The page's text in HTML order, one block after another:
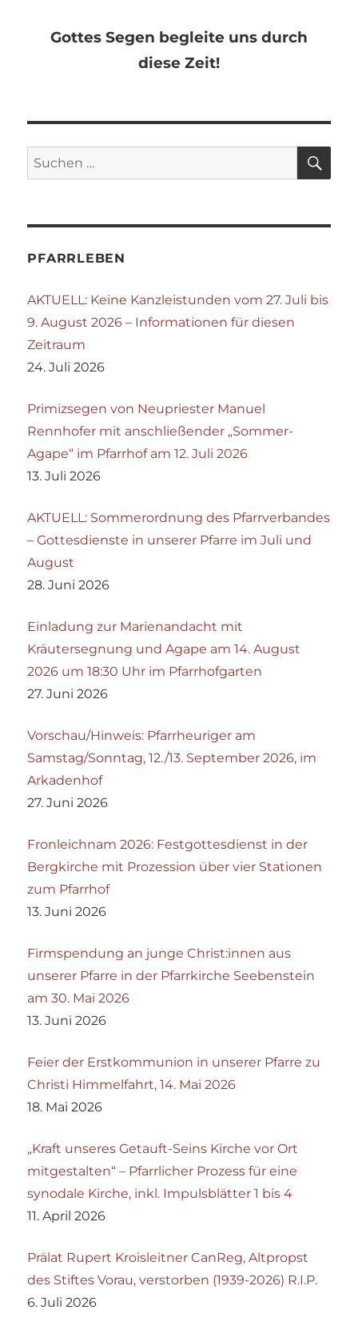
Gottes Segen begleite uns durch
diese Zeit!
Suchen
nach:
PFARRLEBEN
AKTUELL: Keine Kanzleistunden vom 27. Juli bis
9. August 2026 – Informationen für diesen
Zeitraum
24. Juli 2026
Primizsegen von Neupriester Manuel
Rennhofer mit anschließender „Sommer-
Agape“ im Pfarrhof am 12. Juli 2026
13. Juli 2026
AKTUELL: Sommerordnung des Pfarrverbandes
– Gottesdienste in unserer Pfarre im Juli und
August
28. Juni 2026
Einladung zur Marienandacht mit
Kräutersegnung und Agape am 14. August
2026 um 18:30 Uhr im Pfarrhofgarten
27. Juni 2026
Vorschau/Hinweis: Pfarrheuriger am
Samstag/Sonntag, 12./13. September 2026, im
Arkadenhof
27. Juni 2026
Fronleichnam 2026: Festgottesdienst in der
Bergkirche mit Prozession über vier Stationen
zum Pfarrhof
13. Juni 2026
Firmspendung an junge Christ:innen aus
unserer Pfarre in der Pfarrkirche Seebenstein
am 30. Mai 2026
13. Juni 2026
Feier der Erstkommunion in unserer Pfarre zu
Christi Himmelfahrt, 14. Mai 2026
18. Mai 2026
„Kraft unseres Getauft-Seins Kirche vor Ort
mitgestalten“ – Pfarrlicher Prozess für eine
synodale Kirche, inkl. Impulsblätter 1 bis 4
11. April 2026
Prälat Rupert Kroisleitner CanReg, Altpropst
des Stiftes Vorau, verstorben (1939-2026) R.I.P.
6. Juli 2026